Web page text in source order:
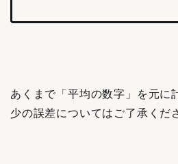
あくまで「平均の数字」を元に
少の誤差についてはご了承くだ